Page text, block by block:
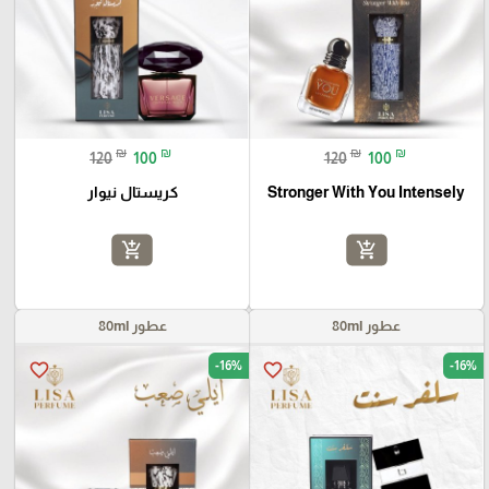
120 ₪ 100 ₪
Stronger With You Intensely
add_shopping_cart
120 ₪ 100 ₪
كريستال نيوار
add_shopping_cart
عطور 80ml
favorite_border -16%
عطور 80ml
favorite_border -16%